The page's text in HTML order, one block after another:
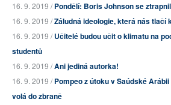
16. 9. 2019 /Pondělí: Boris Johnson se
16. 9. 2019 /Záludná ideologie, která nás tlačí
16. 9. 2019 /Učitelé budou učit o klimatu na
studentů
16. 9. 2019 /Ani jediná autorka!
16. 9. 2019 /Pompeo z útoku v Saúdské
volá do zbraně